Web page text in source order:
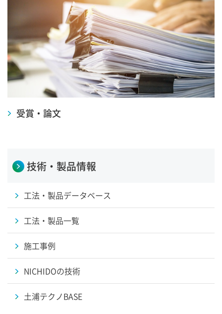
受賞・論文
技術・製品情報
工法・製品データベース
工法・製品一覧
施工事例
NICHIDOの技術
土浦テクノBASE